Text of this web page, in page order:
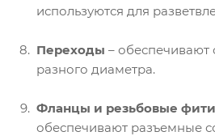
используются для
Переходы – обеспечивают
разного диаметра.
Фланцы и резьбовые
обеспечивают разъемные